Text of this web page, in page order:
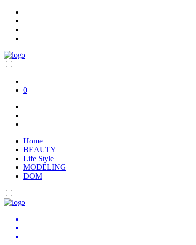
0
Home
BEAUTY
Life Style
MODELING
DOM